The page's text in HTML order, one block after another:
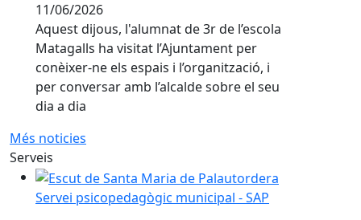
11/06/2026
Aquest dijous, l'alumnat de 3r de l’escola
Matagalls ha visitat l’Ajuntament per
conèixer-ne els espais i l’organització, i
per conversar amb l’alcalde sobre el seu
dia a dia
Més noticies
Serveis
Servei psicopedagògic municipal - SAP
Servei psicopedagògic municipal - SAP